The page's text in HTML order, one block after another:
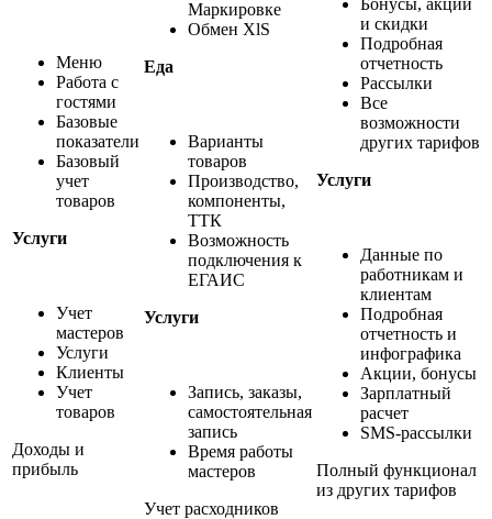
Меню
Работа с
гостями
Базовые
показатели
Базовый
учет
товаров
Услуги
Учет
мастеров
Услуги
Клиенты
Учет
товаров
Доходы и
прибыль
Маркировке
Обмен XlS
Еда
Варианты
товаров
Производство,
компоненты,
ТТК
Возможность
подключения к
ЕГАИС
Услуги
Запись, заказы,
самостоятельная
запись
Время работы
мастеров
Учет расходников
и скидки
Подробная
отчетность
Рассылки
Все
возможности
других тарифов
Услуги
Данные по
работникам и
клиентам
Подробная
отчетность и
инфографика
Акции, бонусы
Зарплатный
расчет
SMS-рассылки
Полный функционал
из других тарифов